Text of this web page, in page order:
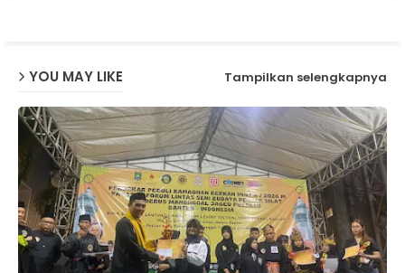
YOU MAY LIKE Tampilkan selengkapnya